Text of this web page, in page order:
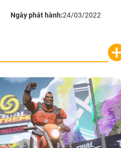
Ngày phát hành:24/03/2022